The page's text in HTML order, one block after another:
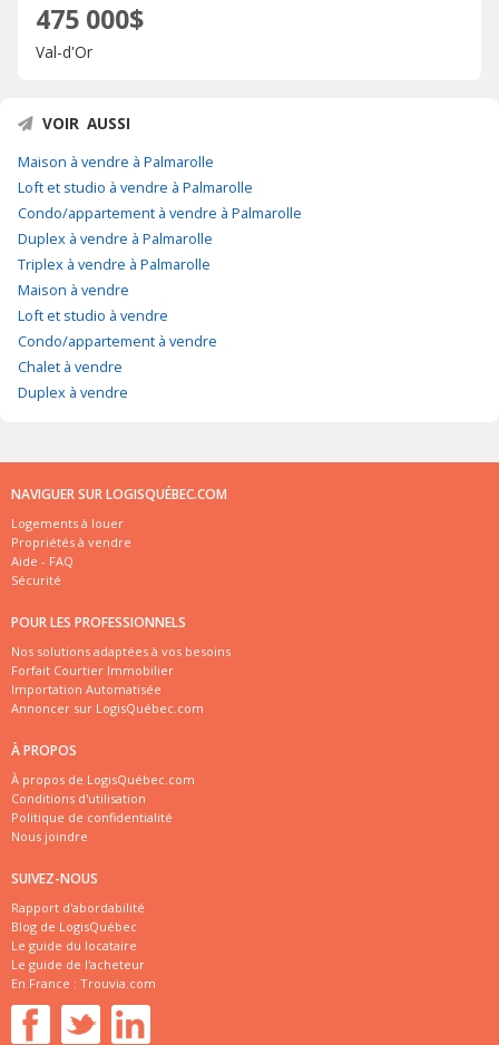
475 000$
Val-d'Or
VOIR AUSSI
Maison à vendre à Palmarolle
Loft et studio à vendre à Palmarolle
Condo/appartement à vendre à Palmarolle
Duplex à vendre à Palmarolle
Triplex à vendre à Palmarolle
Maison à vendre
Loft et studio à vendre
Condo/appartement à vendre
Chalet à vendre
Duplex à vendre
NAVIGUER SUR LOGISQUÉBEC.COM
Logements à louer
Propriétés à vendre
Aide - FAQ
Sécurité
POUR LES PROFESSIONNELS
Nos solutions adaptées à vos besoins
Forfait Courtier Immobilier
Importation Automatisée
Annoncer sur LogisQuébec.com
À PROPOS
À propos de LogisQuébec.com
Conditions d'utilisation
Politique de confidentialité
Nous joindre
SUIVEZ-NOUS
Rapport d'abordabilité
Blog de LogisQuébec
Le guide du locataire
Le guide de l'acheteur
En France : Trouvia.com